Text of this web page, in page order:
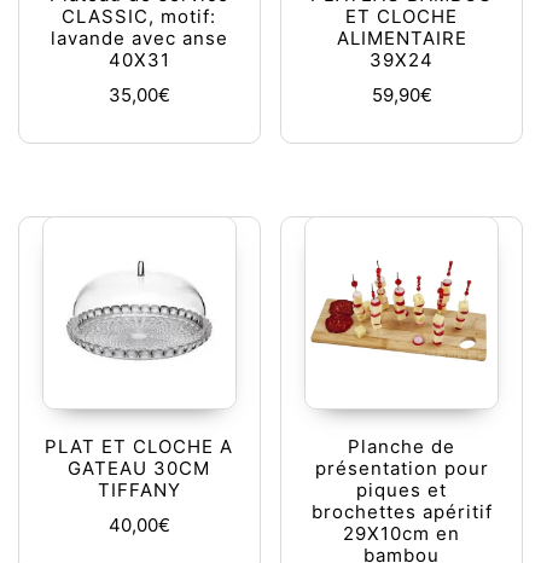
CLASSIC, motif:
lavande avec anse
40X31
35,00€
ET CLOCHE
ALIMENTAIRE
39X24
59,90€
PLAT ET CLOCHE A
GATEAU 30CM
TIFFANY
40,00€
Planche de
présentation pour
piques et
brochettes apéritif
29X10cm en
bambou